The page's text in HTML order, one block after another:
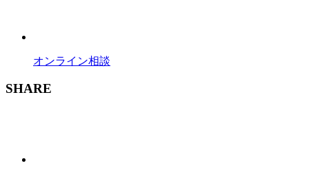
オンライン相談
SHARE